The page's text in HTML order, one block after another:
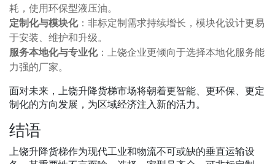
耗，使用环保型液压油。
定制化与模块化：非标定制需求持续增长，模块化设计更易
于安装、维护和升级。
服务本地化与专业化：上饶企业更倾向于选择本地化服务能
力强的厂家。
面对未来，上饶升降货梯市场将朝着更智能、更环保、更定
制化的方向发展，为区域经济注入新的活力。
结语
上饶升降货梯作为现代工业和物流不可或缺的垂直运输设